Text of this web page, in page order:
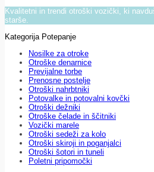
Kvalitetni in trendi otroški vozički, ki
starše.
Kategorija Potepanje
Nosilke za otroke
Otroške denarnice
Previjalne torbe
Prenosne postelje
Otroški nahrbtniki
Potovalke in potovalni kovčki
Otroški dežniki
Otroške čelade in ščitniki
Vozički marele
Otroški sedeži za kolo
Otroški skiroji in poganjalci
Otroški šotori in tuneli
Poletni pripomočki